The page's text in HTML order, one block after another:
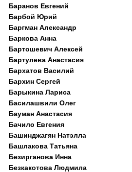
Баранов Евгений
Барбой Юрий
Баргман Александр
Баркова Анна
Бартошевич Алексей
Бартулева Анастасия
Бархатов Василий
Бархин Сергей
Барыкина Лариса
Басилашвили Олег
Бауман Анастасия
Бачило Евгения
Башинджагян Натэлла
Башлакова Татьяна
Безирганова Инна
Безкакотова Людмила